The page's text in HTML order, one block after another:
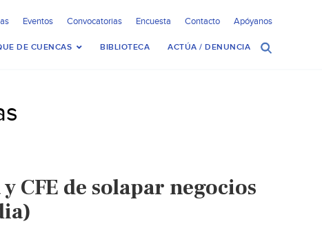
Eventos Convocatorias Encuesta Contacto Apóyanos
DE CUENCAS BIBLIOTECA ACTÚA / DENUNCIA
CFE de solapar negocios